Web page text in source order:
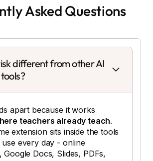
Asked Questions
different from other AI
apart because it works
teachers already teach.
extension sits inside the tools
every day - online
Google Docs, Slides, PDFs,